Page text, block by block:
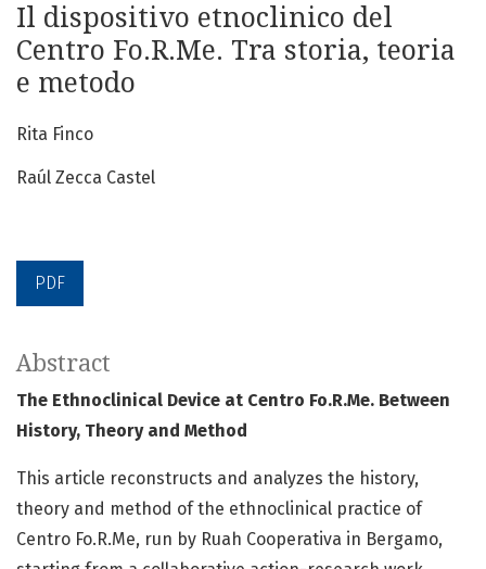
Il dispositivo etnoclinico del
Centro Fo.R.Me. Tra storia, teoria
e metodo
Rita Finco
Raúl Zecca Castel
PDF
Abstract
The Ethnoclinical Device at Centro Fo.R.Me. Between
History, Theory and Method
This article reconstructs and analyzes the history,
theory and method of the ethnoclinical practice of
Centro Fo.R.Me, run by Ruah Cooperativa in Bergamo,